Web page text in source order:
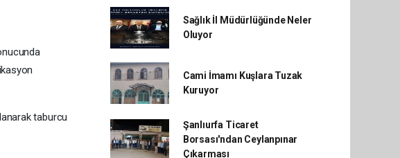
taburcu
Sağlık İl Müdürlüğünde Neler
Oluyor
Cami İmamı Kuşlara Tuzak
Kuruyor
Şanlıurfa Ticaret
Borsası'ndan Ceylanpınar
Çıkarması